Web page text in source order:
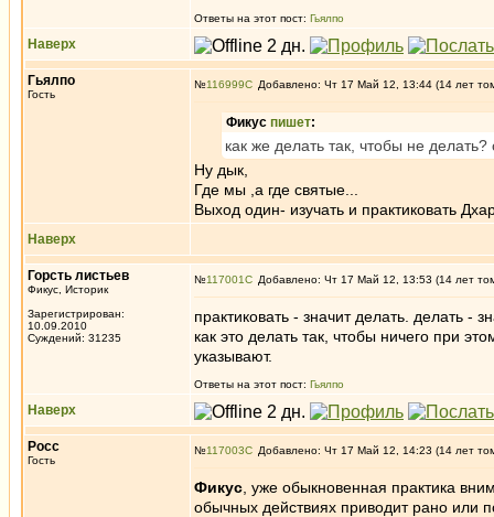
Ответы на этот пост: Гьялпо
Наверх
Гьялпо
Гость
№116999 Добавлено: Чт 17 Май 12, 13:44 (14 лет
Фикус пишет:
как же делать так, чтобы не
Ну дык,
Где мы ,а где святые...
Выход один- изучать и практиковать
Наверх
Горсть листьев
Фикус, Историк
Зарегистрирован:
10.09.2010
Суждений: 31235
№117001 Добавлено: Чт 17 Май 12, 13:53 (14 лет
практиковать - значит делать. делать -
как это делать так, чтобы ничего при
указывают.
Ответы на этот пост: Гьялпо
Наверх
Росс
Гость
№117003 Добавлено: Чт 17 Май 12, 14:23 (14 лет
Фикус , уже обыкновенная практика
обычных действиях приводит рано или